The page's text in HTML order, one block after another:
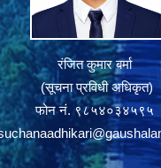
रंजित कुमार बर्मा
(सूचना प्रविधी अधिकृत)
फोन नं. ९८५४०३४५९५